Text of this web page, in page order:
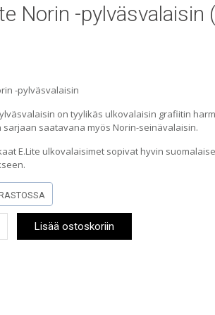
Norin -pylväsvalaisin
-pylväsvalaisin
on tyylikäs ulkovalaisin grafiitin
sarjaan saatavana myös Norin-seinävalaisin.
E.Lite ulkovalaisimet sopivat hyvin
Lisää ostoskoriin